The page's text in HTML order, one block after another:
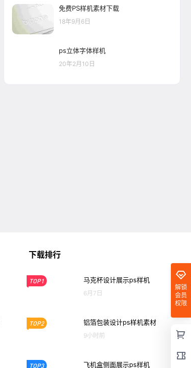
免费PS样机素材下载
18年9月6日
ps立体字体样机
20年2月10日
解锁
会员
权限
下载排行
TOP1 马克杯设计展示ps样机
6月7日
TOP2 铝箔包装设计ps样机素材
9小时前
TOP3 飞机盒侧面展示ps样机